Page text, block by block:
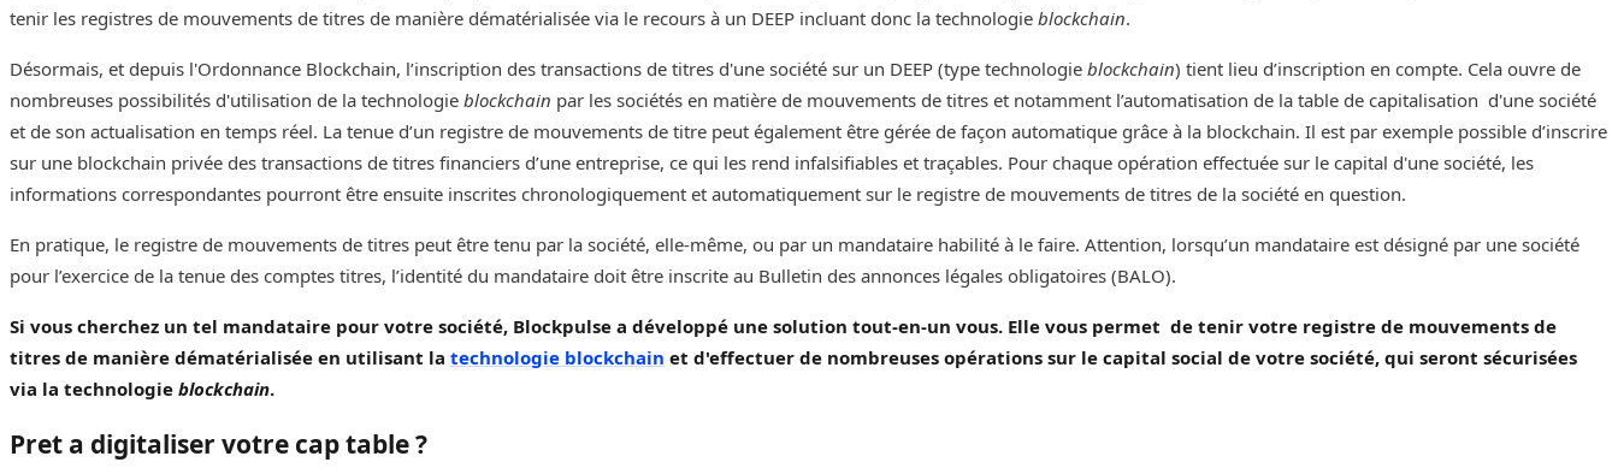
tenir les registres de mouvements de titres de manière dématérialisée via le recours à un DEEP incluant donc la technologie blockchain.
Désormais, et depuis l'Ordonnance Blockchain, l’inscription des transactions de titres d'une société sur un DEEP (type technologie blockchain) tient lieu d’inscription en compte. Cela ouvre de
nombreuses possibilités d'utilisation de la technologie blockchain par les sociétés en matière de mouvements de titres et notamment l’automatisation de la table de capitalisation d'une société
et de son actualisation en temps réel. La tenue d’un registre de mouvements de titre peut également être gérée de façon automatique grâce à la blockchain. Il est par exemple possible d’inscrire
sur une blockchain privée des transactions de titres financiers d’une entreprise, ce qui les rend infalsifiables et traçables. Pour chaque opération effectuée sur le capital d'une société, les
informations correspondantes pourront être ensuite inscrites chronologiquement et automatiquement sur le registre de mouvements de titres de la société en question.
En pratique, le registre de mouvements de titres peut être tenu par la société, elle-même, ou par un mandataire habilité à le faire. Attention, lorsqu’un mandataire est désigné par une société
pour l’exercice de la tenue des comptes titres, l’identité du mandataire doit être inscrite au Bulletin des annonces légales obligatoires (BALO).
Si vous cherchez un tel mandataire pour votre société, Blockpulse a développé une solution tout-en-un vous. Elle vous permet de tenir votre registre de mouvements de
titres de manière dématérialisée en utilisant la technologie blockchain et d'effectuer de nombreuses opérations sur le capital social de votre société, qui seront sécurisées
via la technologie blockchain.
Pret a digitaliser votre cap table ?